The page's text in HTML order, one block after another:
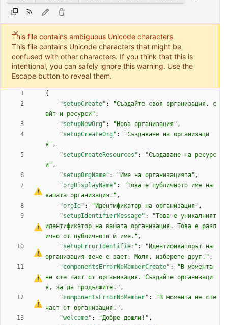
This file contains ambiguous Unicode characters
This file contains Unicode characters that might be
confused with other characters. If you think that this is
intentional, you can safely ignore this warning. Use the
Escape button to reveal them.
{
"setupCreate" :
"Създайте своя организация, с
айт и ресурси" ,
"setupNewOrg" : "Нова организация" ,
"setupCreateOrg" :
"Създаване на организаци
я" ,
"setupCreateResources" :
"Създаване на ресурс
и" ,
"setupOrgName" : "Име на организацията" ,
"orgDisplayName" : "Това е публичното име на
вашата организация." ,
"orgId" : "Идентификатор на организация" ,
"setupIdentifierMessage" : "Това е уникалният
идентификатор на вашата организация. Това е разл
ично от публичното ѝ име." ,
"setupErrorIdentifier" :
"Идентификаторът на
организация вече е зает. Моля, изберете друг." ,
"componentsErrorNoMemberCreate" : " В момента
не сте част от организация. Създайте организаци
я, за да продължите." ,
"componentsErrorNoMember" : " В момента не сте
част от организация." ,
"welcome" : "Добре дошли!" ,